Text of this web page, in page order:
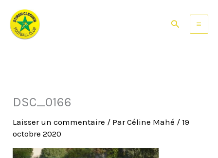
contenu
Rechercher
DSC_0166
Laisser un commentaire / ParCéline Mahé / 19
octobre 2020